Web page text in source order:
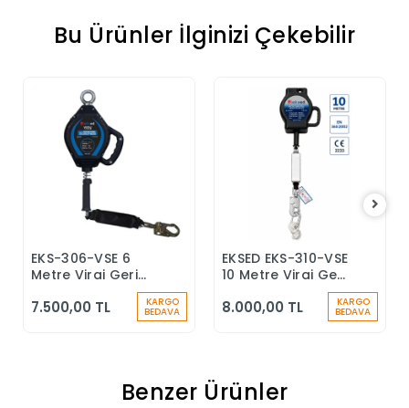
Bu Ürünler İlginizi Çekebilir
Sepete Ekle
EKS-306-VSE 6
Metre Viraj Geri
Durdurucu Keskin
7.500,00 TL KARGO
BEDAVA
Sepete Ekle
EKSED EKS-310-VSE
10 Metre Viraj Geri
Durdurucu
8.000,00 TL KARGO
BEDAVA
Benzer Ürünler